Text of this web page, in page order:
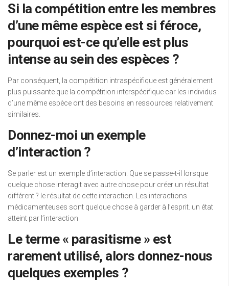
Si la compétition entre les membres
d’une même espèce est si féroce,
pourquoi est-ce qu’elle est plus
intense au sein des espèces ?
Par conséquent, la compétition intraspécifique est généralement
plus puissante que la compétition interspécifique car les individus
d’une même espèce ont des besoins en ressources relativement
similaires.
Donnez-moi un exemple
d’interaction ?
Se parler est un exemple d’interaction. Que se passe-t-il lorsque
quelque chose interagit avec autre chose pour créer un résultat
différent ? le résultat de cette interaction. Les interactions
médicamenteuses sont quelque chose à garder à l’esprit. un état
atteint par l’interaction
Le terme « parasitisme » est
rarement utilisé, alors donnez-nous
quelques exemples ?